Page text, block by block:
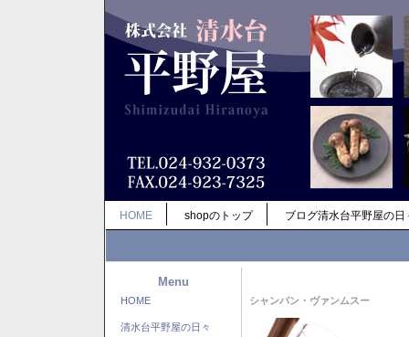
HOME shopのトップ ブログ清水台平野屋の日
Menu
HOME
清水台平野屋の日々
シャンパン・ヴァンムスー